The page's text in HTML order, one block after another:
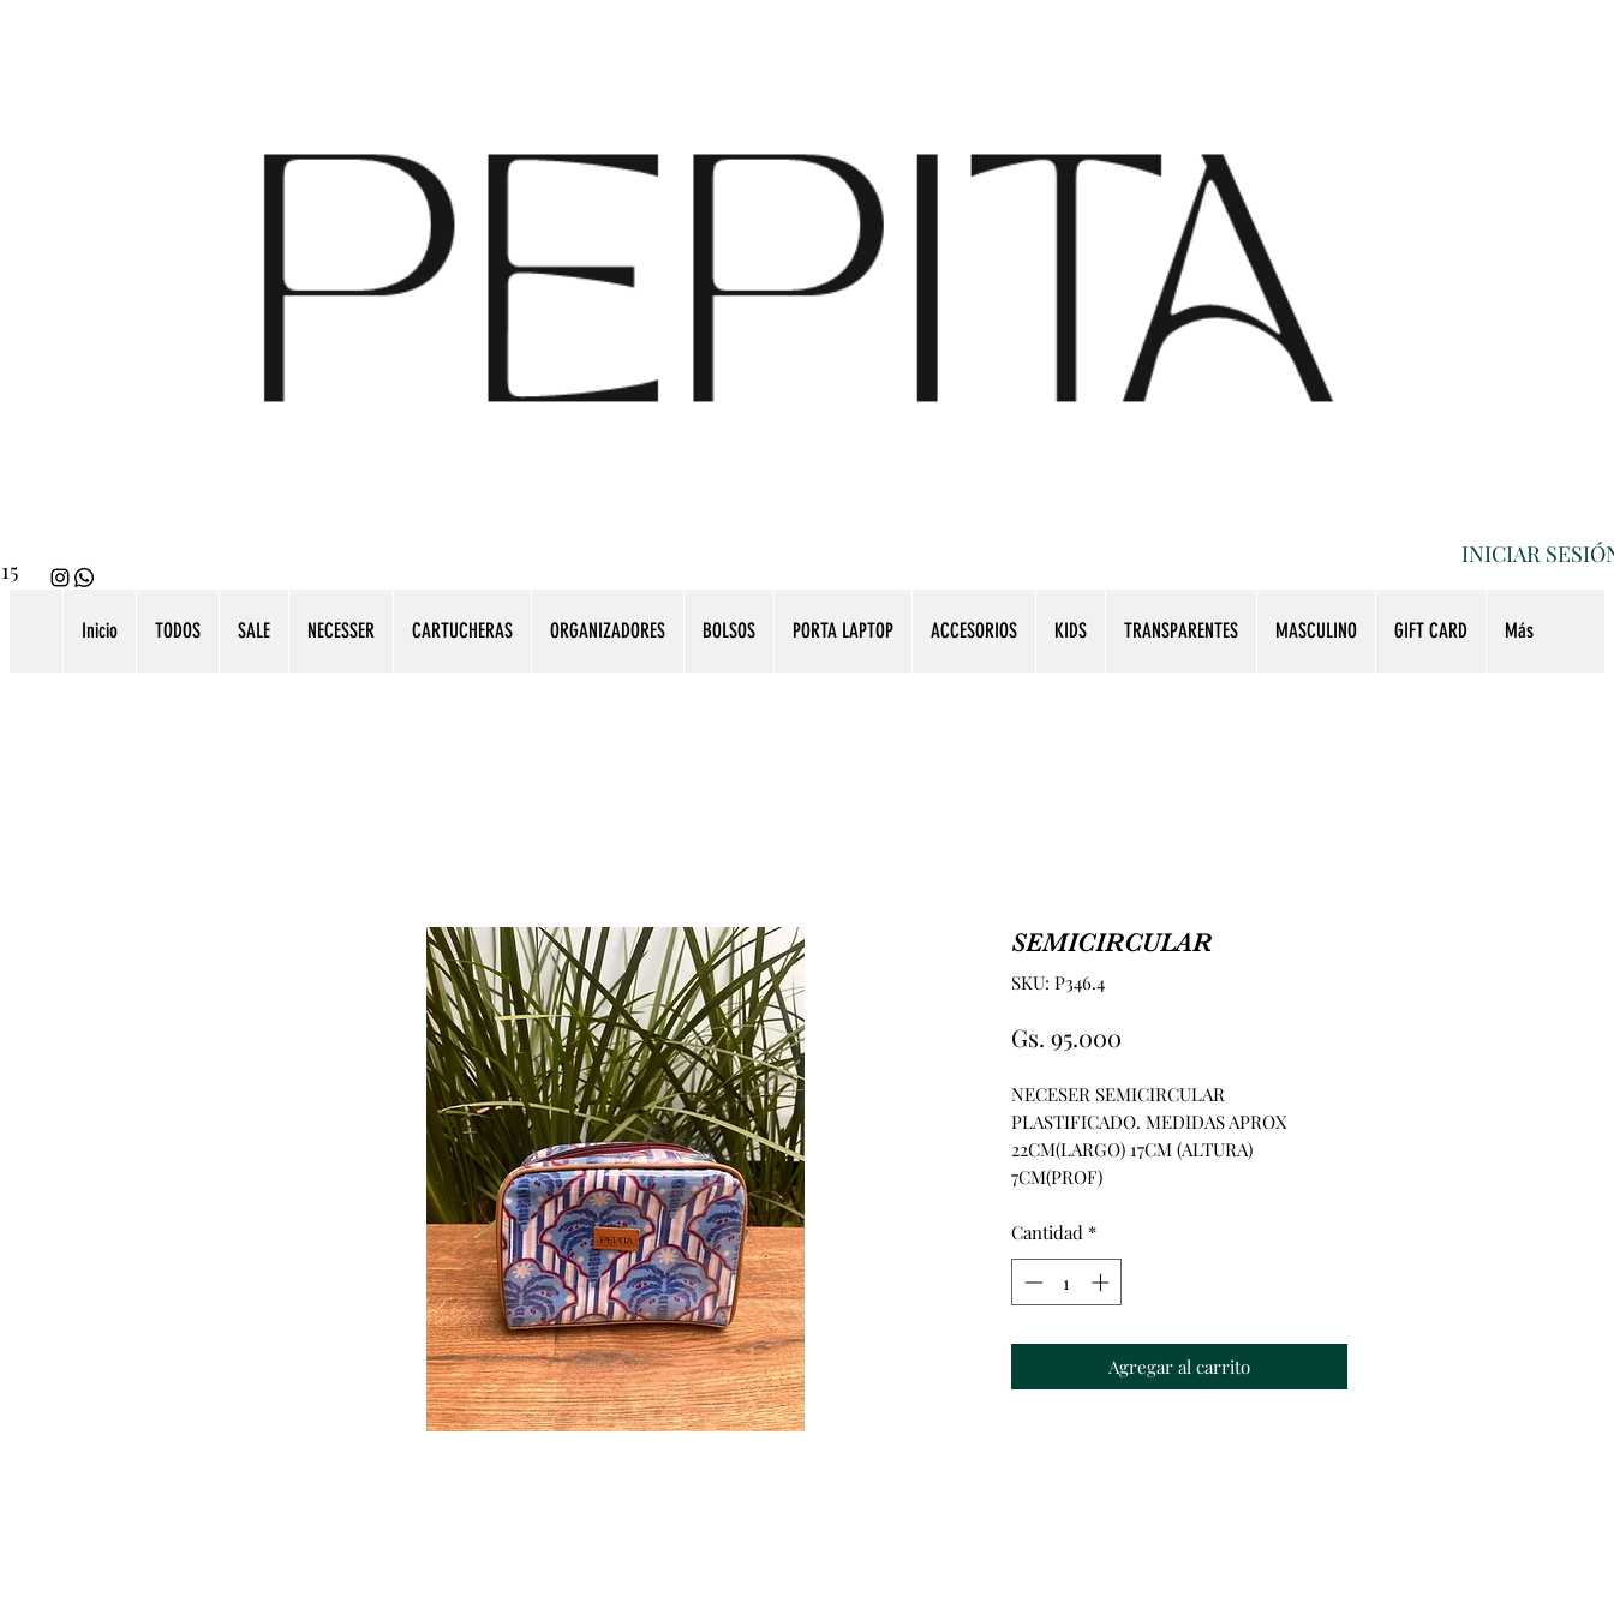
INICIAR
Inicio TODOS SALE NECESSER CARTUCHERAS ORGANIZADORES BOLSOS PORTA LAPTOP ACCESORIOS KIDS TRANSPARENTES MASCULINO GIFT CARD Más
SEMICIRCULAR
SKU: P346.4
Gs. 95.000
NECESER SEMICIRCULAR
PLASTIFICADO. MEDIDAS APROX
22CM(LARGO) 17CM (ALTURA)
7CM(PROF)
Cantidad *
Agregar al carrito